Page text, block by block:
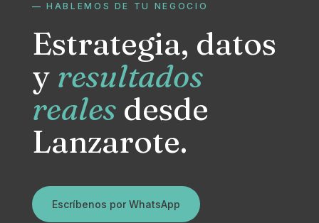
— HABLEMOS DE TU NEGOCIO
Estrategia, datos
y resultados
realesdesde
Lanzarote.
Escríbenos por WhatsApp